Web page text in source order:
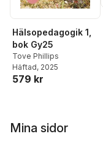
Hälsopedagogik 1,
bok Gy25
Tove Phillips
Häftad, 2025
579 kr
Mina sidor